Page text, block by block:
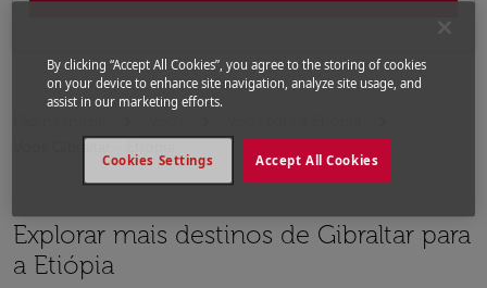
Explorar mais destinos de Gibraltar para
a Etiópia
By clicking “Accept All Cookies”, you agree to the storing of cookies
on your device to enhance site navigation, analyze site usage, and
assist in our marketing efforts.
Accept All Cookies
Cookies Settings